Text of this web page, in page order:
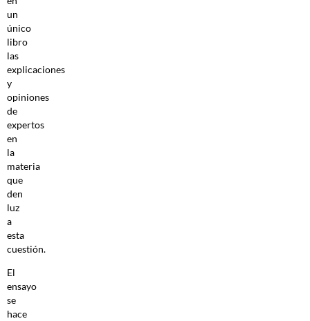
un
único
libro
las
explicaciones
y
opiniones
de
expertos
en
la
materia
que
den
luz
a
esta
cuestión.
El
ensayo
se
hace